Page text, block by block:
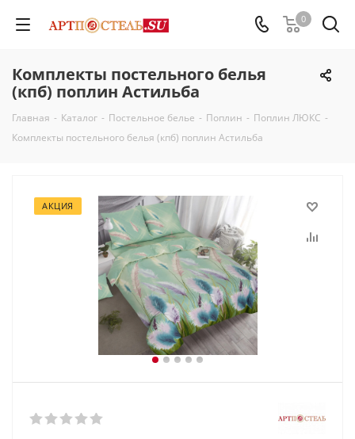
0
Комплекты постельного белья
(кпб) поплин Астильба
Главная - Каталог - Постельное белье - Поплин - Поплин ЛЮКС -
Комплекты постельного белья (кпб) поплин Астильба
АКЦИЯ